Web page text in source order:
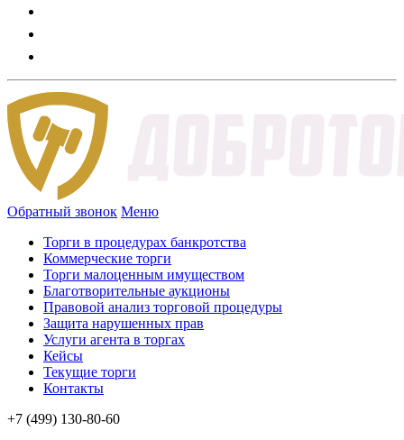
Обратный звонок Меню
Торги в процедурах банкротства
Коммерческие торги
Торги малоценным имуществом
Благотворительные аукционы
Правовой анализ торговой процедуры
Защита нарушенных прав
Услуги агента в торгах
Кейсы
Текущие торги
Контакты
+7 (499) 130-80-60